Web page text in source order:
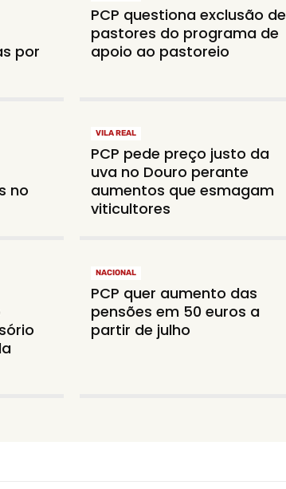
por
PCP questiona exclusão de
pastores do programa de
apoio ao pastoreio
no
VILA REAL
PCP pede preço justo da
uva no Douro perante
aumentos que esmagam
viticultores
NACIONAL
PCP quer aumento das
pensões em 50 euros a
partir de julho